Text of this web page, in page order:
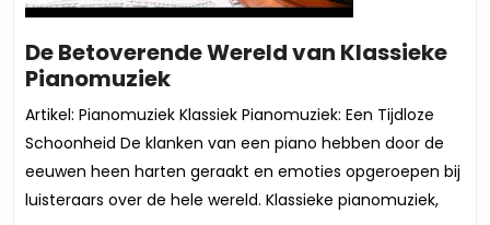
De Betoverende Wereld van Klassieke
PianomuziekDe
Betoverende
Wereld
van
Klassieke
Pianomuziek
Artikel: Pianomuziek Klassiek Pianomuziek: Een Tijdloze
Schoonheid De klanken van een piano hebben door de
eeuwen heen harten geraakt en emoties opgeroepen bij
luisteraars over de hele wereld. Klassieke pianomuziek,